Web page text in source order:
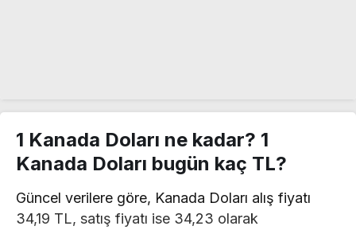
1 Kanada Doları ne kadar? 1
Kanada Doları bugün kaç TL?
Güncel verilere göre, Kanada Doları alış fiyatı
34,19 TL, satış fiyatı ise 34,23 olarak